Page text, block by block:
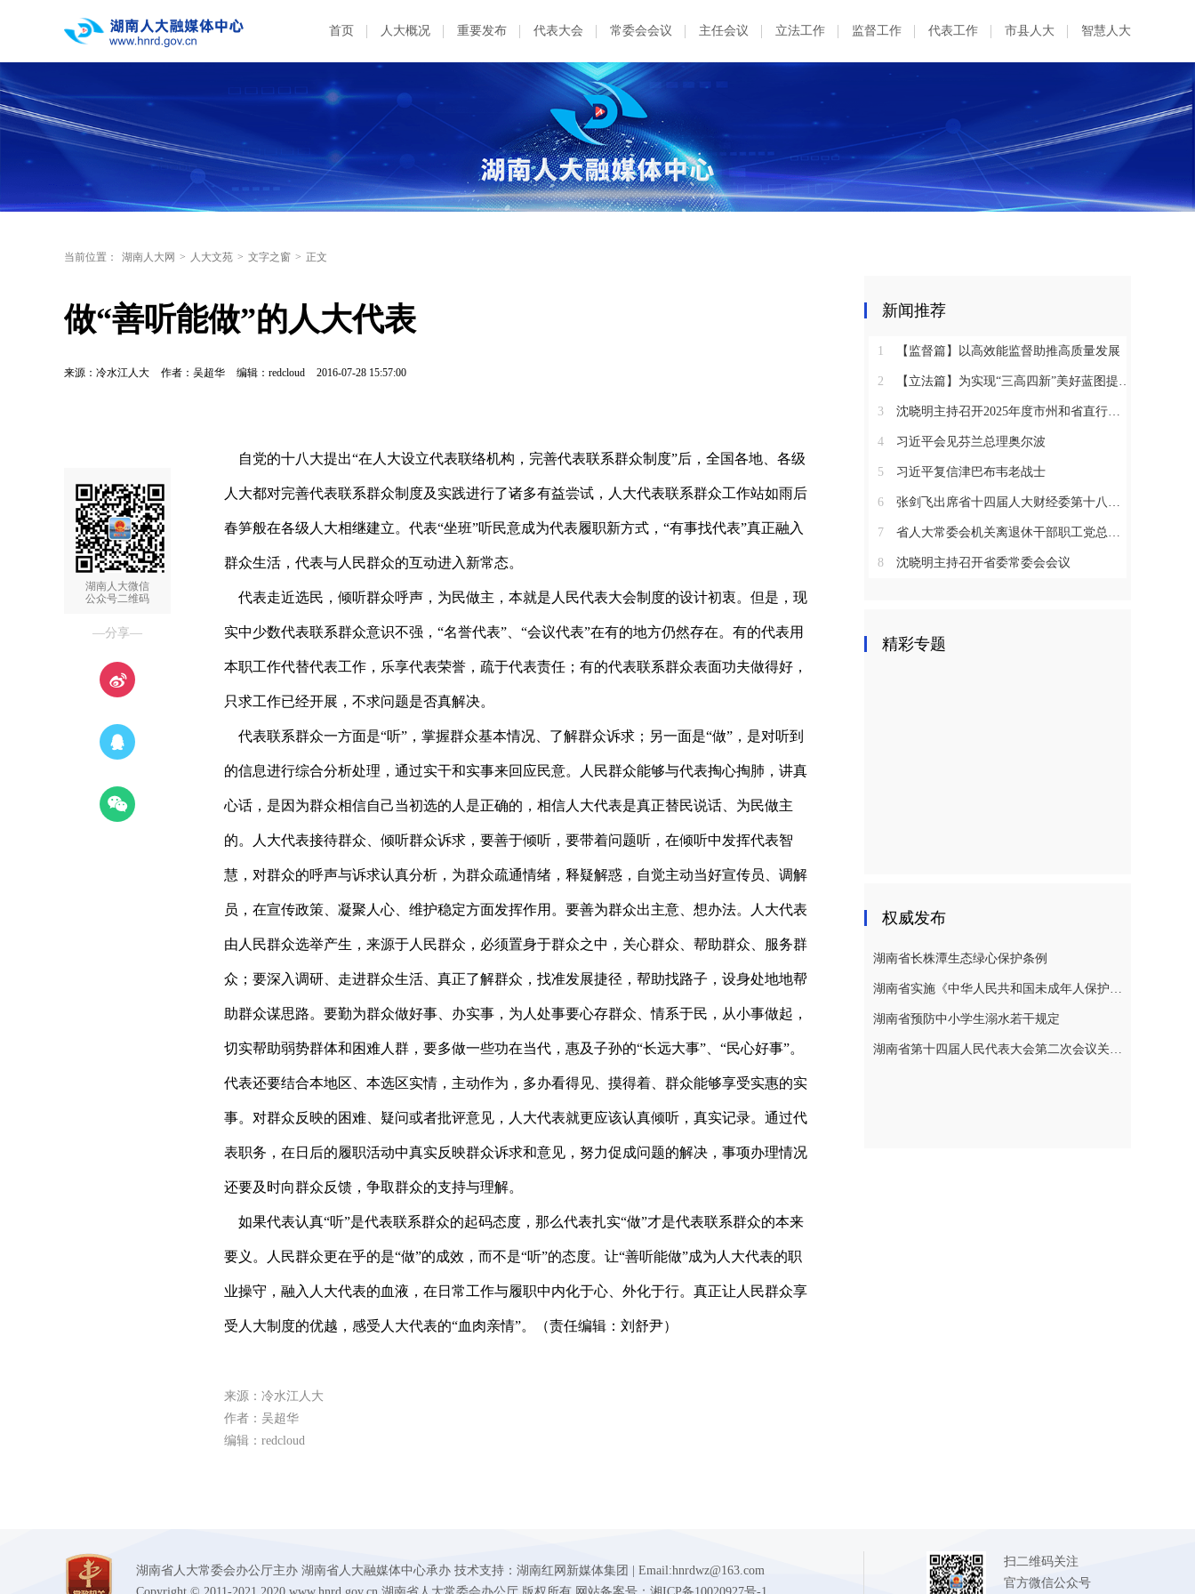
首页 人大概况 重要发布 代表大会 常委会会议 主任会议 立法工作 监督工作 代表工作 市县人大 智慧人大
当前位置： 湖南人大网 > 人大文苑 > 文字之窗 > 正文
做“善听能做”的人大代表
来源：冷水江人大 作者：吴超华 编辑：redcloud 2016-07-28 15:57:00
湖南人大微信
公众号二维码
—分享—
自党的十八大提出“在人大设立代表联络机构，完善代表联系群众制度”后，全国各地、各级
人大都对完善代表联系群众制度及实践进行了诸多有益尝试，人大代表联系群众工作站如雨后
春笋般在各级人大相继建立。代表“坐班”听民意成为代表履职新方式，“有事找代表”真正融入
群众生活，代表与人民群众的互动进入新常态。
代表走近选民，倾听群众呼声，为民做主，本就是人民代表大会制度的设计初衷。但是，现
实中少数代表联系群众意识不强，“名誉代表”、“会议代表”在有的地方仍然存在。有的代表用
本职工作代替代表工作，乐享代表荣誉，疏于代表责任；有的代表联系群众表面功夫做得好，
只求工作已经开展，不求问题是否真解决。
代表联系群众一方面是“听”，掌握群众基本情况、了解群众诉求；另一面是“做”，是对听到
的信息进行综合分析处理，通过实干和实事来回应民意。人民群众能够与代表掏心掏肺，讲真
心话，是因为群众相信自己当初选的人是正确的，相信人大代表是真正替民说话、为民做主
的。人大代表接待群众、倾听群众诉求，要善于倾听，要带着问题听，在倾听中发挥代表智
慧，对群众的呼声与诉求认真分析，为群众疏通情绪，释疑解惑，自觉主动当好宣传员、调解
员，在宣传政策、凝聚人心、维护稳定方面发挥作用。要善为群众出主意、想办法。人大代表
由人民群众选举产生，来源于人民群众，必须置身于群众之中，关心群众、帮助群众、服务群
众；要深入调研、走进群众生活、真正了解群众，找准发展捷径，帮助找路子，设身处地地帮
助群众谋思路。要勤为群众做好事、办实事，为人处事要心存群众、情系于民，从小事做起，
切实帮助弱势群体和困难人群，要多做一些功在当代，惠及子孙的“长远大事”、“民心好事”。
代表还要结合本地区、本选区实情，主动作为，多办看得见、摸得着、群众能够享受实惠的实
事。对群众反映的困难、疑问或者批评意见，人大代表就更应该认真倾听，真实记录。通过代
表职务，在日后的履职活动中真实反映群众诉求和意见，努力促成问题的解决，事项办理情况
还要及时向群众反馈，争取群众的支持与理解。
如果代表认真“听”是代表联系群众的起码态度，那么代表扎实“做”才是代表联系群众的本来
要义。人民群众更在乎的是“做”的成效，而不是“听”的态度。让“善听能做”成为人大代表的职
业操守，融入人大代表的血液，在日常工作与履职中内化于心、外化于行。真正让人民群众享
受人大制度的优越，感受人大代表的“血肉亲情”。（责任编辑：刘舒尹）
来源：冷水江人大
作者：吴超华
编辑：redcloud
新闻推荐
1 【监督篇】以高效能监督助推高质量发展
2 【立法篇】为实现“三高四新”美好蓝图提供坚实法治保障
3 沈晓明主持召开2025年度市州和省直行业系统党（工）委书记抓基层党建工作述职评议会议
4 习近平会见芬兰总理奥尔波
5 习近平复信津巴布韦老战士
6 张剑飞出席省十四届人大财经委第十八次全体会议
7 省人大常委会机关离退休干部职工党总支召开2025年度总结表彰大会
8 沈晓明主持召开省委常委会会议
精彩专题
权威发布
湖南省长株潭生态绿心保护条例
湖南省实施《中华人民共和国未成年人保护法》若干规定
湖南省预防中小学生溺水若干规定
湖南省第十四届人民代表大会第二次会议关于湖南省人民代表大会常务委员会工作报告的决议
湖南省人大常委会办公厅主办 湖南省人大融媒体中心承办 技术支持：湖南红网新媒体集团 | Email:hnrdwz@163.com
扫二维码关注
官方微信公众号